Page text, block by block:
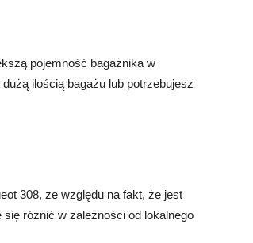
pojemność bagażnika w
ilością bagażu lub potrzebujesz
308, ze względu na fakt, że jest
różnić w zależności od lokalnego